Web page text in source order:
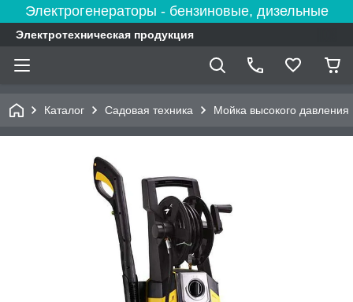
Электрогенераторы - бензиновые, дизельные
Электротехническая продукция
Каталог Садовая техника Мойка высокого давления